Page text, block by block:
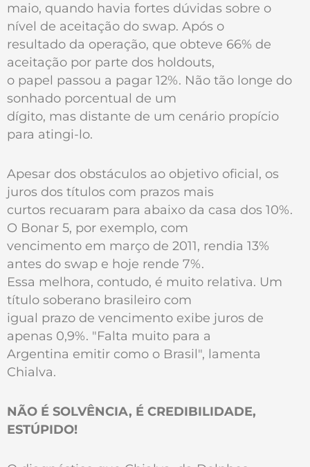
maio, quando havia fortes dúvidas sobre o
nível de aceitação do swap. Após o
resultado da operação, que obteve 66% de
aceitação por parte dos holdouts,
o papel passou a pagar 12%. Não tão longe do
sonhado porcentual de um
dígito, mas distante de um cenário propício
para atingi-lo.
Apesar dos obstáculos ao objetivo oficial, os
juros dos títulos com prazos mais
curtos recuaram para abaixo da casa dos 10%.
O Bonar 5, por exemplo, com
vencimento em março de 2011, rendia 13%
antes do swap e hoje rende 7%.
Essa melhora, contudo, é muito relativa. Um
título soberano brasileiro com
igual prazo de vencimento exibe juros de
apenas 0,9%. "Falta muito para a
Argentina emitir como o Brasil", lamenta
Chialva.
NÃO É SOLVÊNCIA, É CREDIBILIDADE,
ESTÚPIDO!